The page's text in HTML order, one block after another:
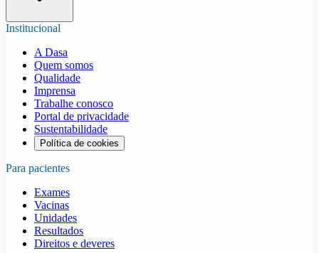
Institucional
A Dasa
Quem somos
Qualidade
Imprensa
Trabalhe conosco
Portal de privacidade
Sustentabilidade
Política de cookies
Para pacientes
Exames
Vacinas
Unidades
Resultados
Direitos e deveres